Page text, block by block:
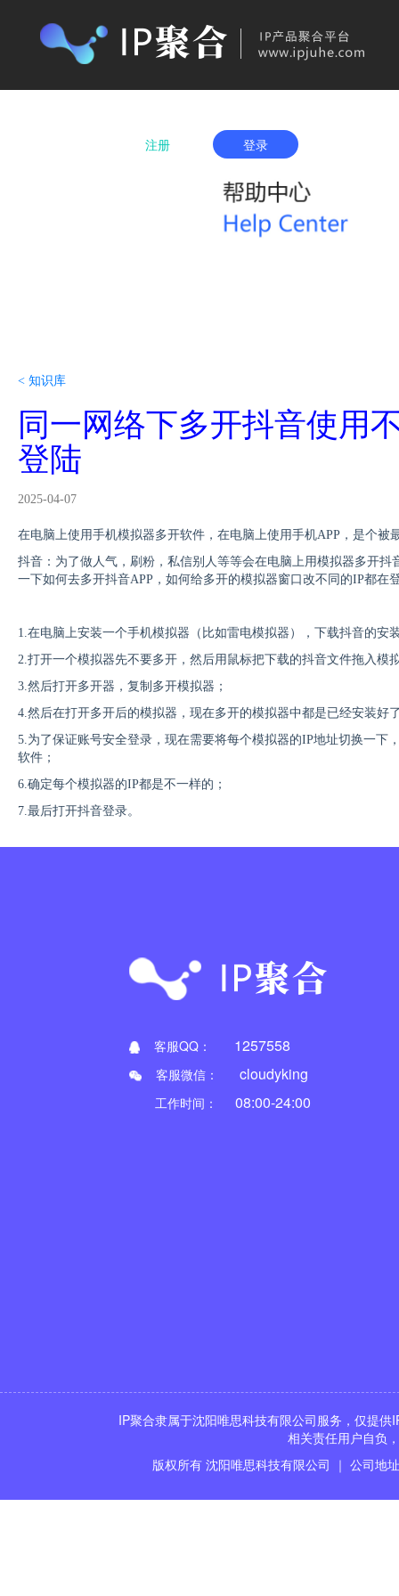
首页 产品购买 IP城市列表 服务
注册 登录
< 知识库
同一网络下多开抖音使用
登陆
2025-04-07
在电脑上使用手机模拟器多开软件，在电脑上使用手机APP，是个被
抖音：为了做人气，刷粉，私信别人等等会在电脑上用模拟器多开抖
一下如何去多开抖音APP，如何给多开的模拟器窗口改不同的IP都在
1.在电脑上安装一个手机模拟器（比如雷电模拟器），下载抖音的安
2.打开一个模拟器先不要多开，然后用鼠标把下载的抖音文件拖入模
3.然后打开多开器，复制多开模拟器；
4.然后在打开多开后的模拟器，现在多开的模拟器中都是已经安装好
5.为了保证账号安全登录，现在需要将每个模拟器的IP地址切换一下
软件 ；
6.确定每个模拟器的IP都是不一样的 ；
7.最后打开抖音登录。
客服QQ： 1257558
客服微信： cloudyking
工作时间： 08:00-24:00
IP聚合隶属于沈阳唯思科技有限公司服务，仅提
相关责任用户自负
版权所有 沈阳唯思科技有限公司 ｜ 公司地